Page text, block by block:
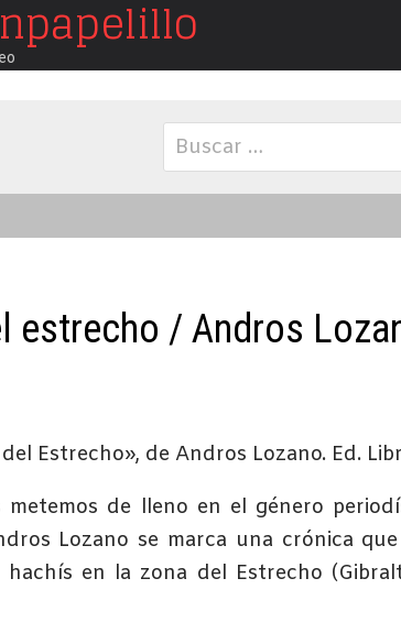
Buscar:
estrecho / Andros
metemos de lleno en el género
Lozano se marca una crónica
en la zona del Estrecho